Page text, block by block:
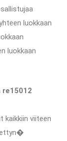
luokkaan
luokkaan
re15012
viiteen